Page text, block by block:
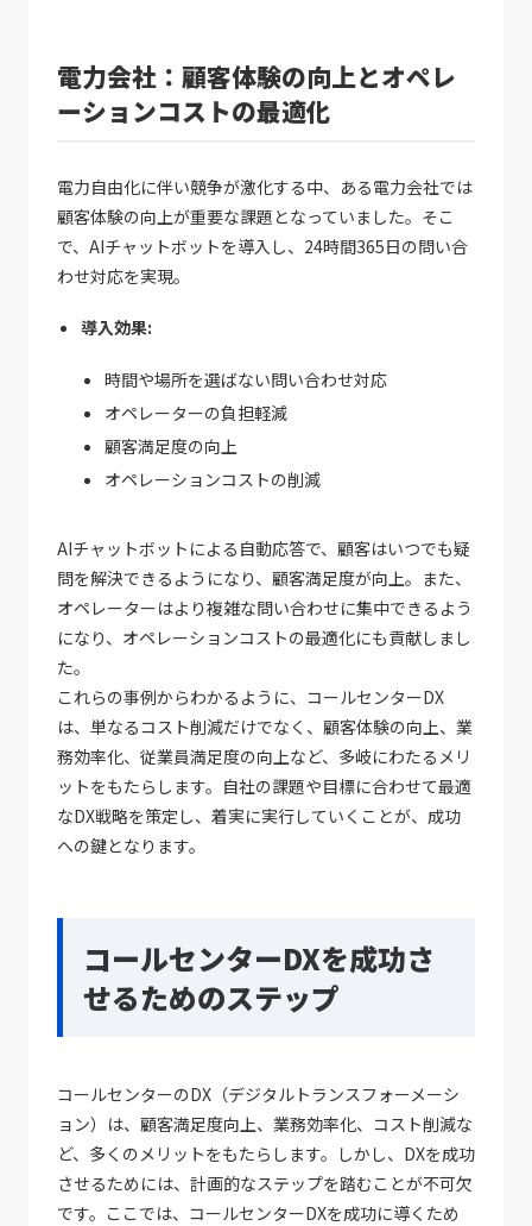
電力会社：顧客体験の向上とオペレ
ーションコストの最適化
電力自由化に伴い競争が激化する中、ある電力会社では
顧客体験の向上が重要な課題となっていました。そこ
で、AIチャットボットを導入し、24時間365日の問い合
わせ対応を実現。
導入効果:
時間や場所を選ばない問い合わせ対応
オペレーターの負担軽減
顧客満足度の向上
オペレーションコストの削減
AIチャットボットによる自動応答で、顧客はいつでも疑
問を解決できるようになり、顧客満足度が向上。また、
オペレーターはより複雑な問い合わせに集中できるよう
になり、オペレーションコストの最適化にも貢献しまし
た。
これらの事例からわかるように、コールセンターDX
は、単なるコスト削減だけでなく、顧客体験の向上、業
務効率化、従業員満足度の向上など、多岐にわたるメリ
ットをもたらします。自社の課題や目標に合わせて最適
なDX戦略を策定し、着実に実行していくことが、成功
への鍵となります。
コールセンターDXを成功さ
せるためのステップ
コールセンターのDX（デジタルトランスフォーメーシ
ョン）は、顧客満足度向上、業務効率化、コスト削減な
ど、多くのメリットをもたらします。しかし、DXを成功
させるためには、計画的なステップを踏むことが不可欠
です。ここでは、コールセンターDXを成功に導くため